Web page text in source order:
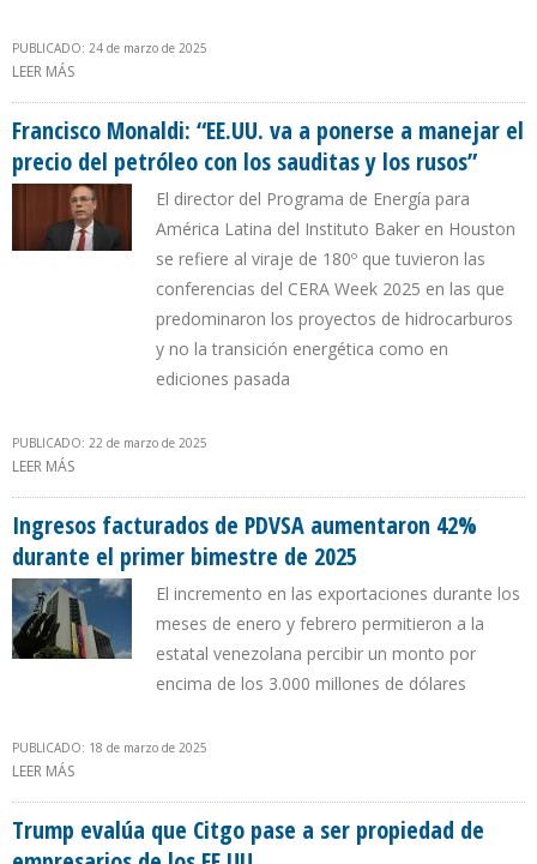
PUBLICADO: 24 de marzo de 2025
LEER MÁS
ORINOCO
Francisco Monaldi: “EE.UU. va a ponerse a manejar el
precio del petróleo con los sauditas y los rusos”
El director del Programa de Energía para
América Latina del Instituto Baker en Houston
se refiere al viraje de 180º que tuvieron las
conferencias del CERA Week 2025 en las que
predominaron los proyectos de hidrocarburos
y no la transición energética como en
ediciones pasada
PUBLICADO: 22 de marzo de 2025
LEER MÁS
Ingresos facturados de PDVSA aumentaron 42%
durante el primer bimestre de 2025
El incremento en las exportaciones durante los
meses de enero y febrero permitieron a la
estatal venezolana percibir un monto por
encima de los 3.000 millones de dólares
PUBLICADO: 18 de marzo de 2025
LEER MÁS
Trump evalúa que Citgo pase a ser propiedad de